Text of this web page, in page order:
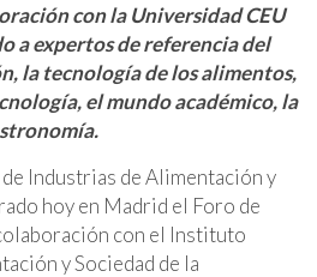
con la Universidad CEU
a expertos de referencia del
la tecnología de los alimentos,
el mundo académico, la
Industrias de Alimentación y
hoy en Madrid el Foro de
con el Instituto
y Sociedad de la